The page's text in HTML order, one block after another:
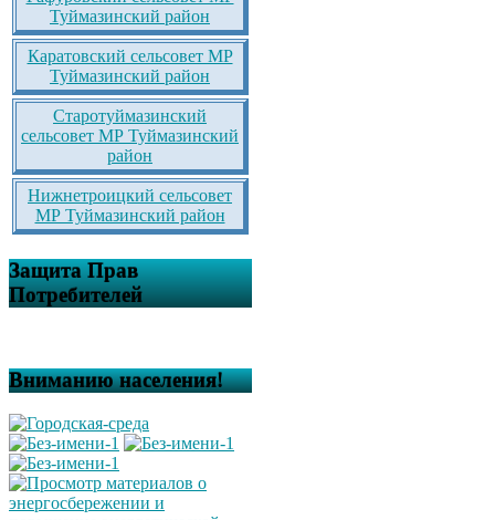
Туймазинский район
Каратовский сельсовет МР
Туймазинский район
Старотуймазинский
сельсовет МР Туймазинский
район
Нижнетроицкий сельсовет
МР Туймазинский район
Защита Прав
Потребителей
Вниманию населения!